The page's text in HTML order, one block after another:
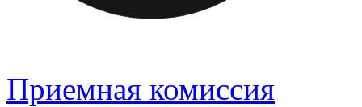
Приемная комиссия